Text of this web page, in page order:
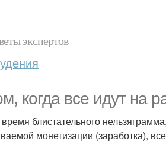
экспертов
когда все идут на
блистательного нельзяграмма,
монетизации (заработка),